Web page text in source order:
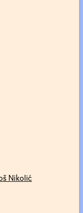
Nikolić